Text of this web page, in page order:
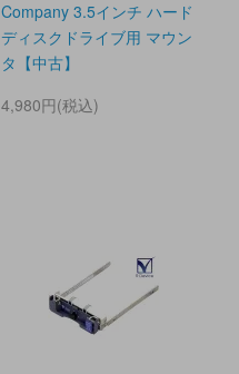
Company 3.5インチ ハード
ディスクドライブ用 マウン
タ【中古】
4,980円(税込)